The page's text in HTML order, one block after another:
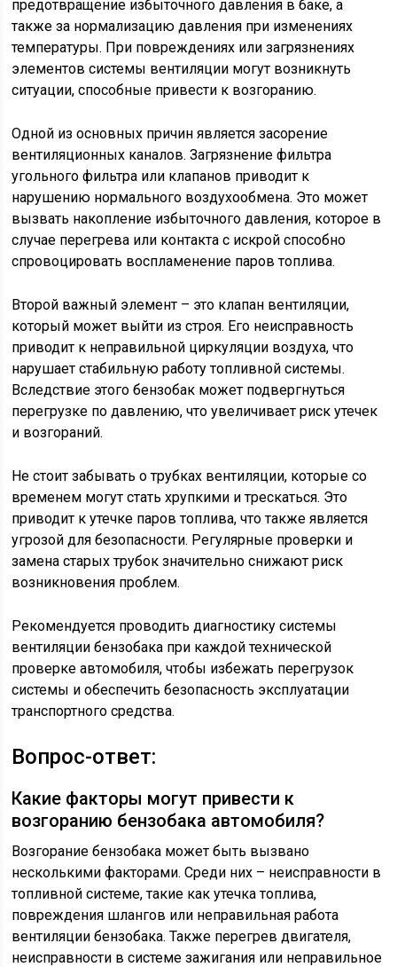
предотвращение избыточного давления в баке, а
также за нормализацию давления при изменениях
температуры. При повреждениях или загрязнениях
элементов системы вентиляции могут возникнуть
ситуации, способные привести к возгоранию.
Одной из основных причин является засорение
вентиляционных каналов. Загрязнение фильтра
угольного фильтра или клапанов приводит к
нарушению нормального воздухообмена. Это может
вызвать накопление избыточного давления, которое в
случае перегрева или контакта с искрой способно
спровоцировать воспламенение паров топлива.
Второй важный элемент – это клапан вентиляции,
который может выйти из строя. Его неисправность
приводит к неправильной циркуляции воздуха, что
нарушает стабильную работу топливной системы.
Вследствие этого бензобак может подвергнуться
перегрузке по давлению, что увеличивает риск утечек
и возгораний.
Не стоит забывать о трубках вентиляции, которые со
временем могут стать хрупкими и трескаться. Это
приводит к утечке паров топлива, что также является
угрозой для безопасности. Регулярные проверки и
замена старых трубок значительно снижают риск
возникновения проблем.
Рекомендуется проводить диагностику системы
вентиляции бензобака при каждой технической
проверке автомобиля, чтобы избежать перегрузок
системы и обеспечить безопасность эксплуатации
транспортного средства.
Вопрос-ответ:
Какие факторы могут привести к
возгоранию бензобака автомобиля?
Возгорание бензобака может быть вызвано
несколькими факторами. Среди них – неисправности в
топливной системе, такие как утечка топлива,
повреждения шлангов или неправильная работа
вентиляции бензобака. Также перегрев двигателя,
неисправности в системе зажигания или неправильное